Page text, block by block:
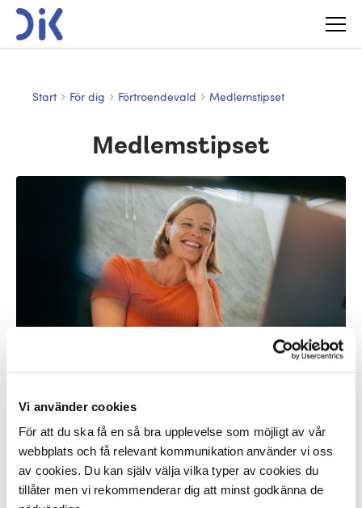
Vi använder cookies
För att du ska få en så bra upplevelse som möjligt av vår
webbplats och få relevant kommunikation använder vi oss
av cookies. Du kan själv välja vilka typer av cookies du
tillåter men vi rekommenderar dig att minst godkänna de
Start För dig Förtroendevald Medlemstipset
Medlemstipset
Här kan du tipsa oss om personer som är
intresserade att veta mer om DIK. Fyll i formuläret